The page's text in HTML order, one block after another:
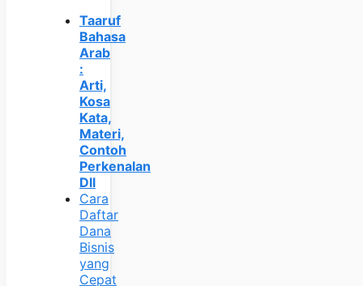
Taaruf
Bahasa
Arab
:
Arti,
Kosa
Kata,
Materi,
Contoh
Perkenalan
Dll
Cara
Daftar
Dana
Bisnis
yang
Cepat